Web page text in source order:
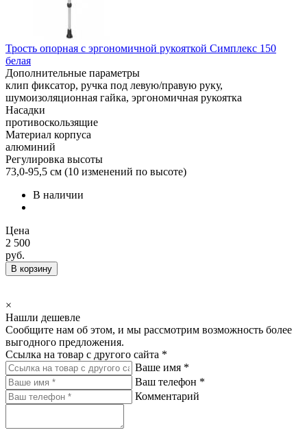
Трость опорная с эргономичной рукояткой Симплекс 150
белая
Дополнительные параметры
клип фиксатор, ручка под левую/правую руку,
шумоизоляционная гайка, эргономичная рукоятка
Насадки
противоскользящие
Материал корпуса
алюминий
Регулировка высоты
73,0-95,5 см (10 изменений по высоте)
В наличии
Цена
2 500
руб.
В корзину
×
Нашли дешевле
Сообщите нам об этом, и мы рассмотрим возможность более
выгодного предложения.
Ссылка на товар с другого сайта *
Ваше имя *
Ваш телефон *
Комментарий